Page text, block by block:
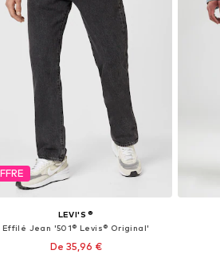
LEVI'S ®
Effilé Jean '501® Levis® Original'
De 35,96 €